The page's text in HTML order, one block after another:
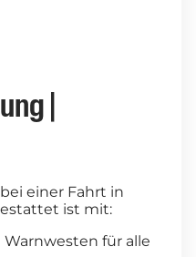
|
einer Fahrt in
ist mit:
für alle